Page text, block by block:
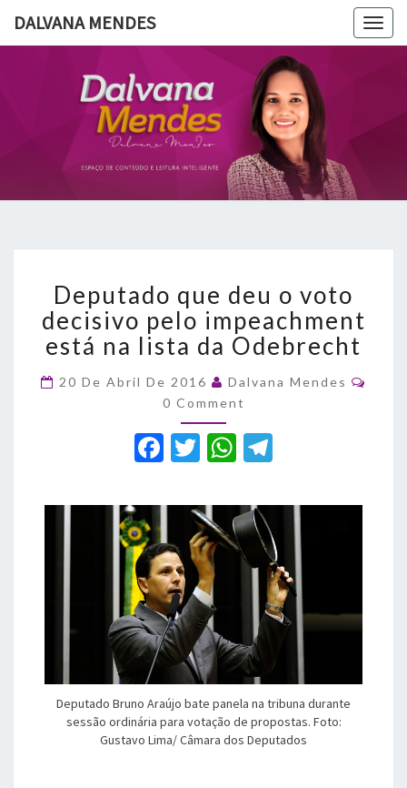
DALVANA MENDES
DALVANA
MENDES
Espaço De
Conteúdo
E Leitura
Inteligente
que
deu
o
voto
decisivo
pelo
impeachment
está
na
Odebrecht
Deputado que deu o voto
decisivo pelo impeachment
está na lista da Odebrecht
20 De Abril De 2016 Dalvana Mendes
0 Comment
F
c
e
b
o
o
k
T
it
te
r
W
at
s
A
p
p
e
gr
a
m
Deputado Bruno Araújo bate panela na tribuna durante
sessão ordinária para votação de propostas. Foto:
Gustavo Lima/ Câmara dos Deputados